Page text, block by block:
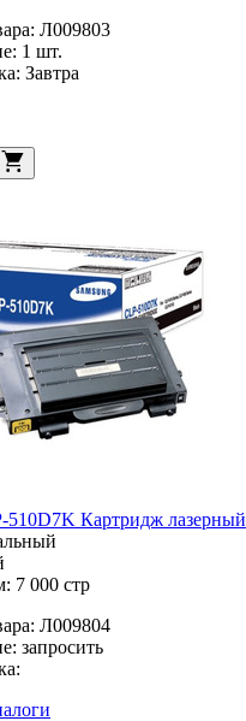
Л009803
1 шт.
Завтра
510D7K Картридж лазерный
7 000 стр
Л009804
запросить